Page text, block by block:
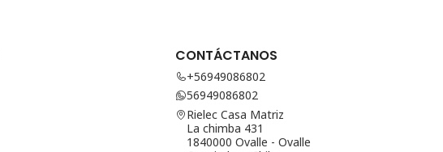
CONTÁCTANOS
+56949086802
56949086802
Rielec Casa Matriz
La chimba 431
1840000 Ovalle - Ovalle